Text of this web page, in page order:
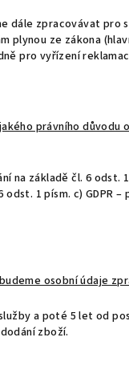
dále zpracovávat pro
plynou ze zákona
pro vyřízení
právního důvodu
na základě čl. 6 odst. 1
odst. 1 písm. c) GDPR –
osobní údaje
a poté 5 let od
zboží.